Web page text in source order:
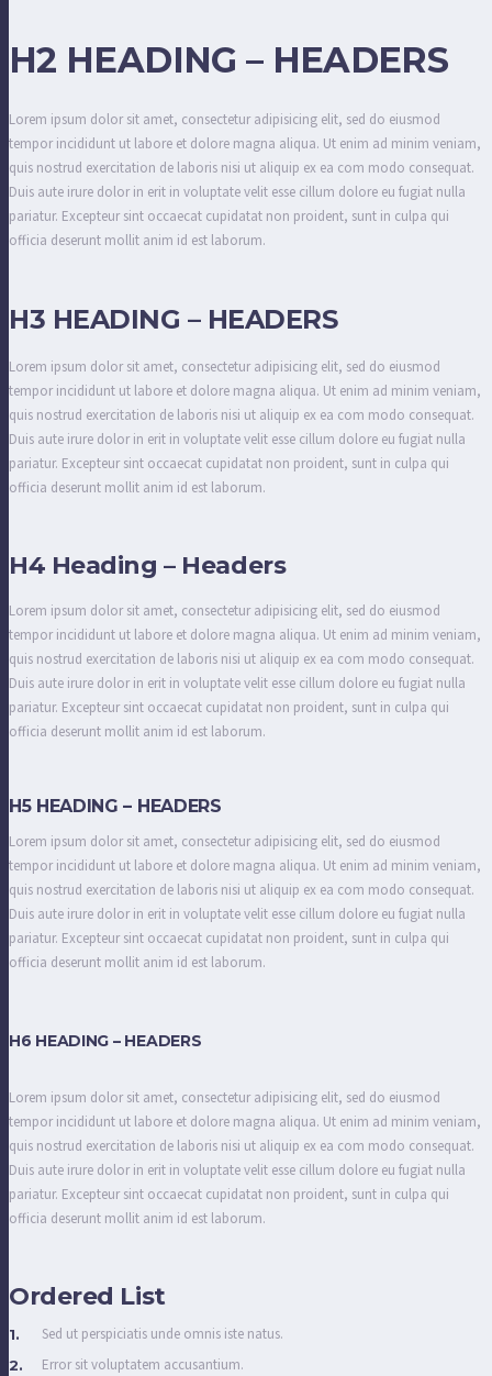
H2 HEADING – HEADERS
Lorem ipsum dolor sit amet, consectetur adipisicing elit, sed do eiusmod
tempor incididunt ut labore et dolore magna aliqua. Ut enim ad minim veniam,
quis nostrud exercitation de laboris nisi ut aliquip ex ea com modo consequat.
Duis aute irure dolor in erit in voluptate velit esse cillum dolore eu fugiat nulla
pariatur. Excepteur sint occaecat cupidatat non proident, sunt in culpa qui
officia deserunt mollit anim id est laborum.
H3 HEADING – HEADERS
Lorem ipsum dolor sit amet, consectetur adipisicing elit, sed do eiusmod
tempor incididunt ut labore et dolore magna aliqua. Ut enim ad minim veniam,
quis nostrud exercitation de laboris nisi ut aliquip ex ea com modo consequat.
Duis aute irure dolor in erit in voluptate velit esse cillum dolore eu fugiat nulla
pariatur. Excepteur sint occaecat cupidatat non proident, sunt in culpa qui
officia deserunt mollit anim id est laborum.
H4 Heading – Headers
Lorem ipsum dolor sit amet, consectetur adipisicing elit, sed do eiusmod
tempor incididunt ut labore et dolore magna aliqua. Ut enim ad minim veniam,
quis nostrud exercitation de laboris nisi ut aliquip ex ea com modo consequat.
Duis aute irure dolor in erit in voluptate velit esse cillum dolore eu fugiat nulla
pariatur. Excepteur sint occaecat cupidatat non proident, sunt in culpa qui
officia deserunt mollit anim id est laborum.
H5 HEADING – HEADERS
Lorem ipsum dolor sit amet, consectetur adipisicing elit, sed do eiusmod
tempor incididunt ut labore et dolore magna aliqua. Ut enim ad minim veniam,
quis nostrud exercitation de laboris nisi ut aliquip ex ea com modo consequat.
Duis aute irure dolor in erit in voluptate velit esse cillum dolore eu fugiat nulla
pariatur. Excepteur sint occaecat cupidatat non proident, sunt in culpa qui
officia deserunt mollit anim id est laborum.
H6 HEADING – HEADERS
Lorem ipsum dolor sit amet, consectetur adipisicing elit, sed do eiusmod
tempor incididunt ut labore et dolore magna aliqua. Ut enim ad minim veniam,
quis nostrud exercitation de laboris nisi ut aliquip ex ea com modo consequat.
Duis aute irure dolor in erit in voluptate velit esse cillum dolore eu fugiat nulla
pariatur. Excepteur sint occaecat cupidatat non proident, sunt in culpa qui
officia deserunt mollit anim id est laborum.
Ordered List
Sed ut perspiciatis unde omnis iste natus.
Error sit voluptatem accusantium.